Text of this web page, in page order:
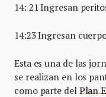
14: 21 Ingresan
14:23 Ingresan
Esta es una de las
se realizan en los
como parte del Plan